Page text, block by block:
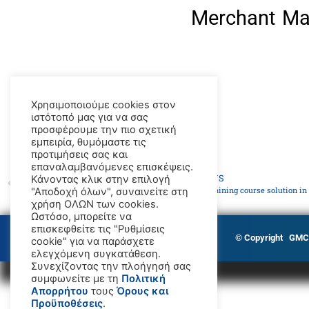
Merchant
PREVIOUS
GMC launches the only Furuno ECDIS type-specific training course solution in
© Copyright GMC
Χρησιμοποιούμε cookies στον
ιστότοπό μας για να σας
προσφέρουμε την πιο σχετική
εμπειρία, θυμόμαστε τις
προτιμήσεις σας και
επαναλαμβανόμενες επισκέψεις.
Κάνοντας κλικ στην επιλογή
"Αποδοχή όλων", συναινείτε στη
χρήση ΟΛΩΝ των cookies.
Ωστόσο, μπορείτε να
επισκεφθείτε τις "Ρυθμίσεις
cookie" για να παράσχετε
ελεγχόμενη συγκατάθεση.
Συνεχίζοντας την πλοήγησή σας
συμφωνείτε με τη Πολιτική
Απορρήτου τους Όρους και
Προϋποθέσεις.